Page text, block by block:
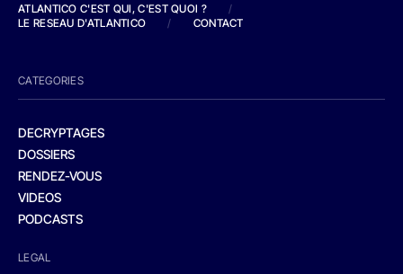
ATLANTICO C'EST QUI, C'EST QUOI ?
/
LE RESEAU D'ATLANTICO
/ CONTACT
CATEGORIES
DECRYPTAGES
DOSSIERS
RENDEZ-VOUS
VIDEOS
PODCASTS
LEGAL